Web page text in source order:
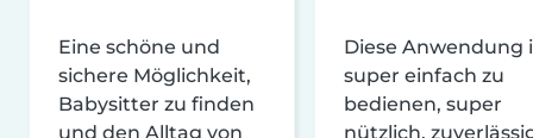
Eine schöne und
sichere Möglichkeit,
Babysitter zu finden
und den Alltag von
Diese Anwendung
super einfach zu
bedienen, super
nützlich,